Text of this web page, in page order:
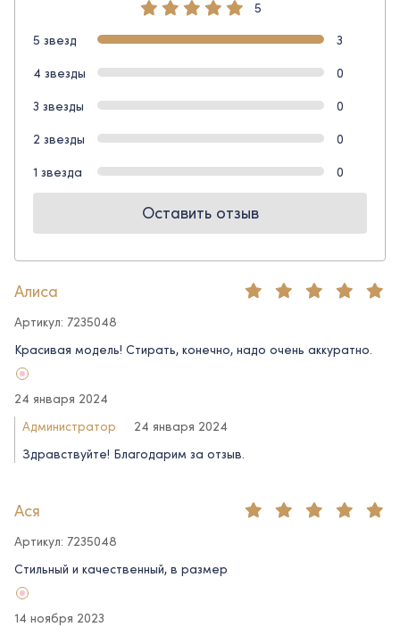
5
5 звезд
3
4 звезды
0
3 звезды
0
2 звезды
0
1 звезда
0
Оставить отзыв
Алиса
Артикул: 7235048
Красивая модель! Стирать, конечно, надо очень аккуратно.
24 января 2024
Администратор
24 января 2024
Здравствуйте! Благодарим за отзыв.
Ася
Артикул: 7235048
Стильный и качественный, в размер
14 ноября 2023